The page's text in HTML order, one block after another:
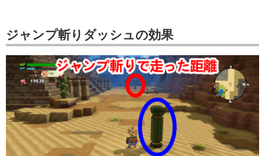
ジャンプ斬りダッシュの効果